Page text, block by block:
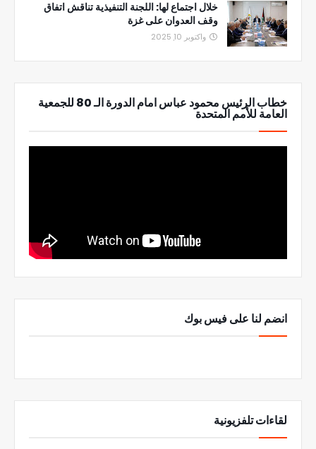
خلال اجتماع لها: اللجنة التنفيذية تناقش اتفاق
وقف العدوان على غزة
واكتوبر 10, 2025
خطاب الرئيس محمود عباس امام الدورة الـ 80 للجمعية
العامة للأمم المتحدة
انضم لنا على فيس بوك
لقاءات تلفزيونية